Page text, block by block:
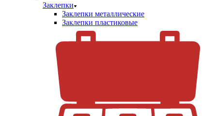
Заклепки
Заклепки металлические
Заклепки пластиковые